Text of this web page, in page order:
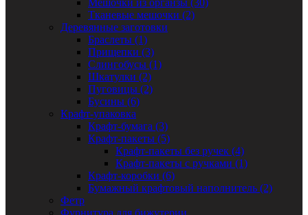
Мешочки из органзы (30)
Тканевые мешочки (2)
Деревянные заготовки
Браслеты (1)
Прищепки (3)
Слингобусы (1)
Шкатулки (2)
Пуговицы (2)
Бусины (6)
Крафт-упаковка
Крафт-бумага (3)
Крафт-пакеты (5)
Крафт-пакеты без ручек (4)
Крафт-пакеты с ручками (1)
Крафт-коробки (6)
Бумажный крафтовый наполнитель (2)
Фетр
Фурнитура для бижутерии